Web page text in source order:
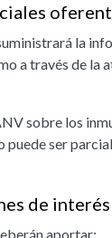
la
a través de la
sobre los
ser
de
aportar: